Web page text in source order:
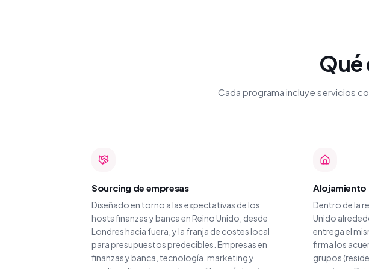
Qué
Cada programa incluye servicios
Sourcing de empresas
Diseñado en torno a las expectativas de los
hosts finanzas y banca en Reino Unido, desde
Londres hacia fuera, y la franja de costes local
para presupuestos predecibles. Empresas en
finanzas y banca, tecnología, marketing y
Alojamiento
Dentro de la
Unido
entrega el
firma los
grupos